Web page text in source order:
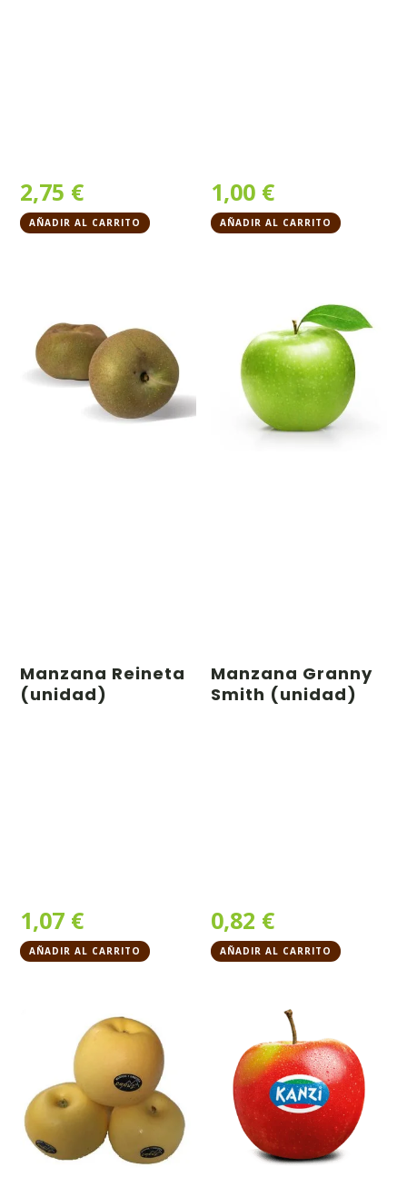
2,75 €
AÑADIR AL CARRITO
1,00 €
AÑADIR AL CARRITO
Manzana Reineta
(unidad)
1,07 €
AÑADIR AL CARRITO
Manzana Granny
Smith (unidad)
0,82 €
AÑADIR AL CARRITO